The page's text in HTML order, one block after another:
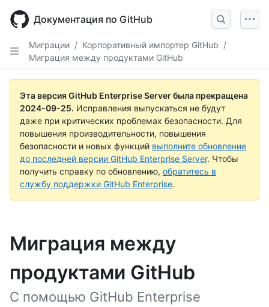
main
Документация по GitHub
Миграции / Корпоративный импортер GitHub /
Миграция между продуктами GitHub
Эта версия GitHub Enterprise Server была прекращена
2024-09-25. Исправления выпускаться не будут
даже при критических проблемах безопасности. Для
повышения производительности, повышения
безопасности и новых функций выполните обновление
до последней версии GitHub Enterprise Server. Чтобы
получить справку по обновлению, обратитесь в
службу поддержки GitHub Enterprise.
Миграция между
продуктами GitHub
С помощью GitHub Enterprise